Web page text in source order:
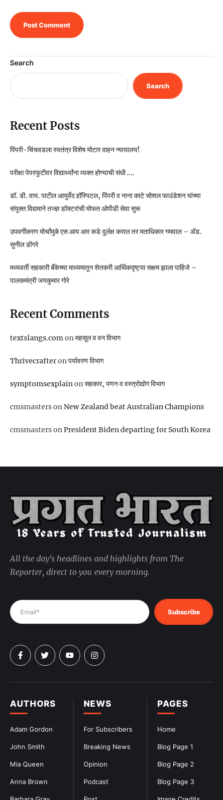
Search
Search
Recent Posts
पिंपरी-चिंचवडला स्वतंत्र विशेष मोटार वाहन न्यायालय!
परीक्षा पेपरफुटीवर विद्यार्थ्यांना व्यक्त होण्याची संधी ….
डॉ. डी. वाय. पाटील आयुर्वेद हॉस्पिटल, पिंपरी व नाना काटे सोशल फाउंडेशन यांच्या
संयुक्त विद्यमाने तज्ज्ञ डॉक्टरांची मोफत ओपीडी सेवा सुरू
उपवर्गीकरण मोर्चांमुळे एस आय आर कडे दुर्लक्ष कराल तर मताधिकार गमवाल – ॲड.
सुनील डोंगरे
मध्यवर्ती सहकारी बँकेच्या माध्यमातून शेतकरी आर्थिकदृष्ट्या सक्षम झाला पाहिजे –
पालकमंत्री जयकुमार गोरे
Recent Comments
textslangs.comonमहसूल व वन विभाग
Thrivecrafteronपर्यावरण विभाग
symptomsexplainonसहकार, पणन व वस्‍त्रोद्योग विभाग
cmsmastersonNew Zealand beat Australian Champions
cmsmastersonPresident Biden departing for South Korea
PAGES
Home
Blog Page 1
Blog Page 2
Blog Page 3
NEWS
For Subscribers
Breaking News
Opinion
Podcast
AUTHORS
Adam Gordon
John Smith
Mia Queen
Anna Brown
All the day's headlines and highlights from The
Reporter, direct to you every morning.
Subscribe